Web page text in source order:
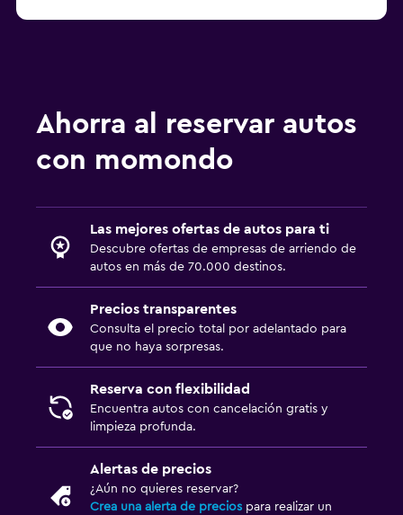
Ahorra al reservar autos
con momondo
Las mejores ofertas de autos para ti
Descubre ofertas de empresas de arriendo de
autos en más de 70.000 destinos.
Precios transparentes
Consulta el precio total por adelantado para
que no haya sorpresas.
Reserva con flexibilidad
Encuentra autos con cancelación gratis y
limpieza profunda.
Alertas de precios
¿Aún no quieres reservar?
Crea una alerta de precios para realizar un